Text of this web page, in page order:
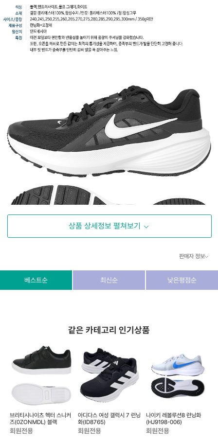
상품 상세정보 펼쳐보기
판매자 정보
상호/대표자 (주) 동이커머스
이메일 dongeecom@naver.com
소재지 경기도 고양시 덕양구 꽃마을로64, 1235호
베스트순 최신순 낮은평점순
같은 카테고리 인기상품
브리티시나이츠 헥터 스니커
즈(0ZONMDL) 블랙
회원전용
아디다스 여성 갤럭시 7 런닝
화(ID8765)
회원전용
나이키 레볼루션8 런닝화
(HJ9198-006)
회원전용